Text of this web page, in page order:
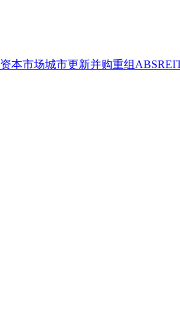
资本市场城市更新并购重组 ABS